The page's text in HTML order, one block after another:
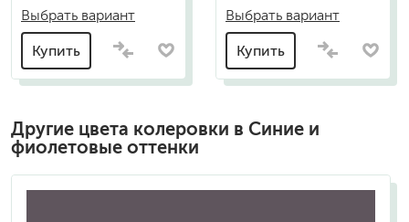
Выбрать вариант
Купить
Выбрать вариант
Купить
Другие цвета колеровки в Синие и
фиолетовые оттенки